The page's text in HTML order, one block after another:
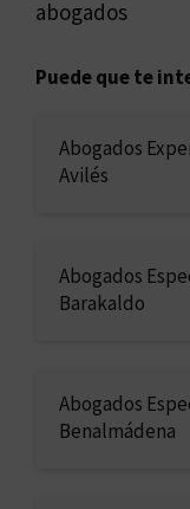
abogados
Puede que te
Abogados
Avilés
Abogados
Barakaldo
Abogados
Benalmádena